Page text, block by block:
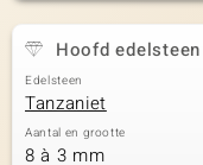
Hoofd edelsteen
Edelsteen
Tanzaniet
Aantal en grootte
8 à 3 mm